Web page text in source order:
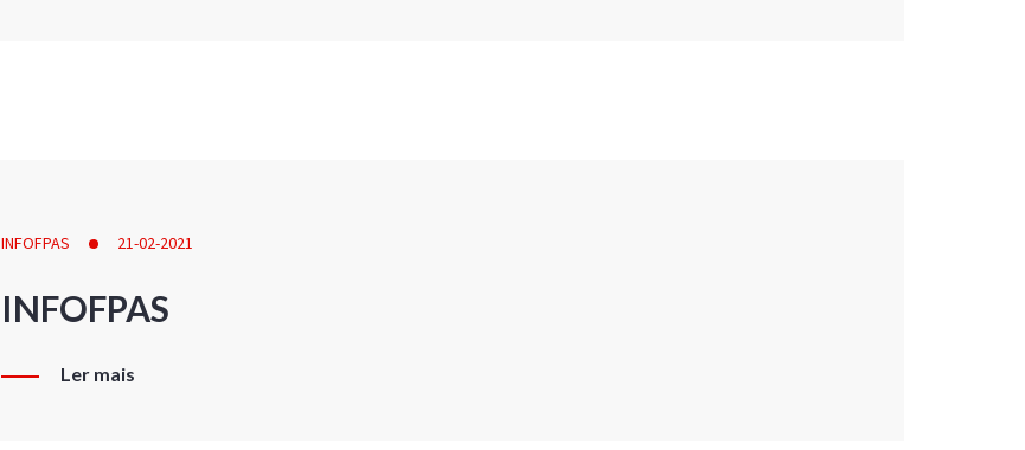
INFOFPAS 21-02-2021
INFOFPAS
Ler mais